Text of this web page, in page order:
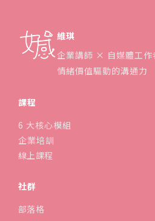
維琪
企業講師 × 自媒體工作
情緒價值驅動的溝通力
課程
6 大核心模組
企業培訓
線上課程
社群
部落格